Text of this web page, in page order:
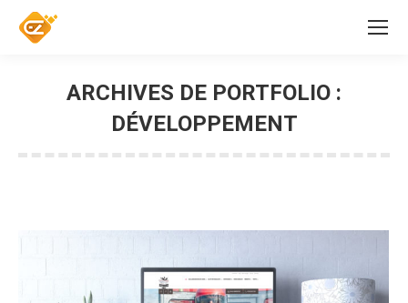
ARCHIVES DE PORTFOLIO :
DÉVELOPPEMENT